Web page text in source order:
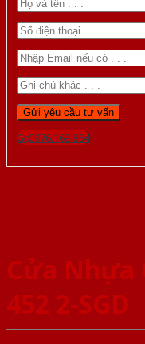
Gọi 0976.169.864
Cửa Nhựa
452 2-SGD